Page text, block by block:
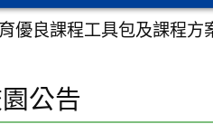
優良課程工具包及課程
公告